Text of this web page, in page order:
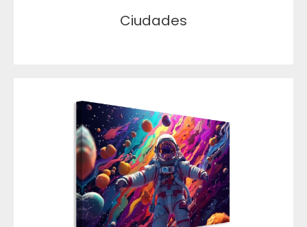
Ciudades